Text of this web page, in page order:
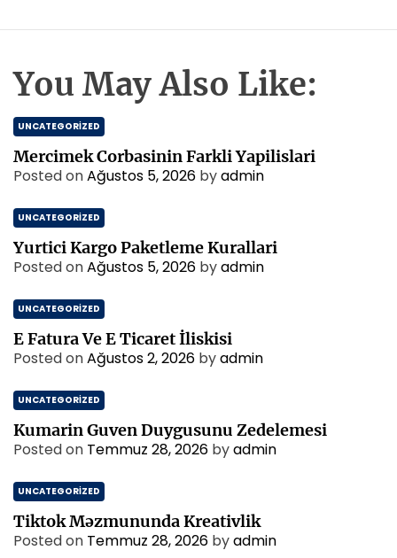
You May Also Like:
UNCATEGORIZED
Mercimek Corbasinin Farkli Yapilislari
Posted onAğustos 5, 2026 byadmin
UNCATEGORIZED
Yurtici Kargo Paketleme Kurallari
Posted onAğustos 5, 2026 byadmin
UNCATEGORIZED
E Fatura Ve E Ticaret İliskisi
Posted onAğustos 2, 2026 byadmin
UNCATEGORIZED
Kumarin Guven Duygusunu Zedelemesi
Posted on Temmuz 28, 2026 byadmin
UNCATEGORIZED
Tiktok Məzmununda Kreativlik
Posted on Temmuz 28, 2026 byadmin